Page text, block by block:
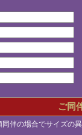
ご同
伴の場合でサイズの